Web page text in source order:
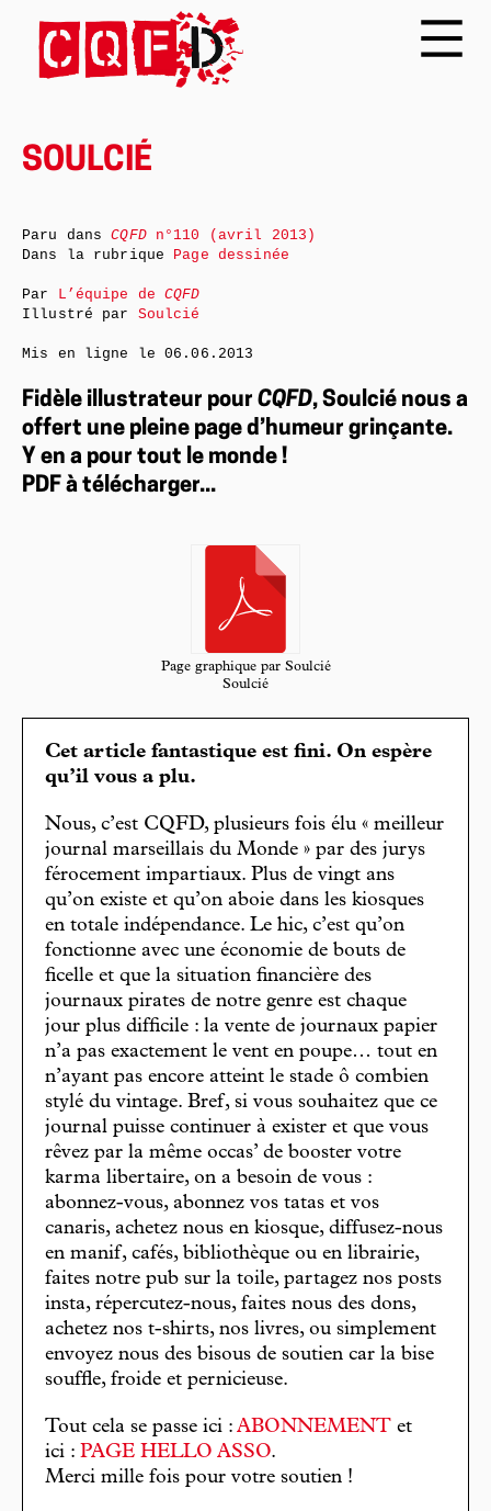
SOULCIÉ
Fidèle illustrateur pour CQFD, Soulcié nous a
offert une pleine page d’humeur grinçante.
Y en a pour tout le monde !
PDF à télécharger...
Page graphique par Soulcié
Soulcié
Cet article fantastique est fini. On espère
qu’il vous a plu.
Nous, c’est CQFD, plusieurs fois élu « meilleur
journal marseillais du Monde » par des jurys
férocement impartiaux. Plus de vingt ans
qu’on existe et qu’on aboie dans les kiosques
en totale indépendance. Le hic, c’est qu’on
fonctionne avec une économie de bouts de
ficelle et que la situation financière des
journaux pirates de notre genre est chaque
jour plus difficile : la vente de journaux papier
n’a pas exactement le vent en poupe… tout en
n’ayant pas encore atteint le stade ô combien
stylé du vintage. Bref, si vous souhaitez que ce
journal puisse continuer à exister et que vous
rêvez par la même occas’ de booster votre
karma libertaire, on a besoin de vous :
abonnez-vous, abonnez vos tatas et vos
canaris, achetez nous en kiosque, diffusez-nous
en manif, cafés, bibliothèque ou en librairie,
faites notre pub sur la toile, partagez nos posts
insta, répercutez-nous, faites nous des dons,
achetez nos t-shirts, nos livres, ou simplement
envoyez nous des bisous de soutien car la bise
souffle, froide et pernicieuse.
Tout cela se passe ici : ABONNEMENT et
ici : PAGE HELLO ASSO.
Merci mille fois pour votre soutien !
Paru dansCQFDn°110 (avril 2013)
Dans la rubrique Page dessinée
Par L’équipe deCQFD
Illustré par Soulcié
Mis en ligne le06.06.2013